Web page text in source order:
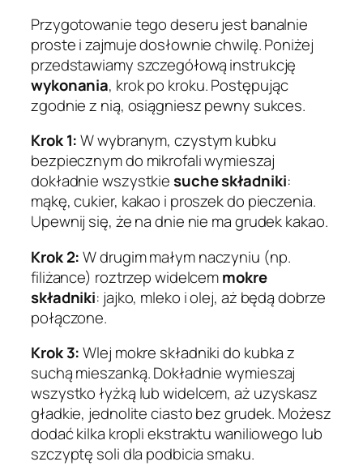
Przygotowanie tego deseru jest banalnie
proste i zajmuje dosłownie chwilę. Poniżej
przedstawiamy szczegółową instrukcję
wykonania, krok po kroku. Postępując
zgodnie z nią, osiągniesz pewny sukces.
Krok 1:W wybranym, czystym kubku
bezpiecznym do mikrofali wymieszaj
dokładnie wszystkiesuche składniki:
mąkę, cukier, kakao i proszek do pieczenia.
Upewnij się, że na dnie nie ma grudek kakao.
Krok 2:W drugim małym naczyniu (np.
filiżance) roztrzep widelcemmokre
składniki: jajko, mleko i olej, aż będą dobrze
połączone.
Krok 3:Wlej mokre składniki do kubka z
suchą mieszanką. Dokładnie wymieszaj
wszystko łyżką lub widelcem, aż uzyskasz
gładkie, jednolite ciasto bez grudek. Możesz
dodać kilka kropli ekstraktu waniliowego lub
szczyptę soli dla podbicia smaku.